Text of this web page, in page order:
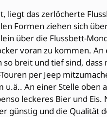
liegt das zerlöcherte
Formen ziehen sich
über die Flussbett-
voran zu kommen.
breit und tief sind,
per Jeep
An einer Stelle oben
leckeres Bier und
günstig und die Qualität